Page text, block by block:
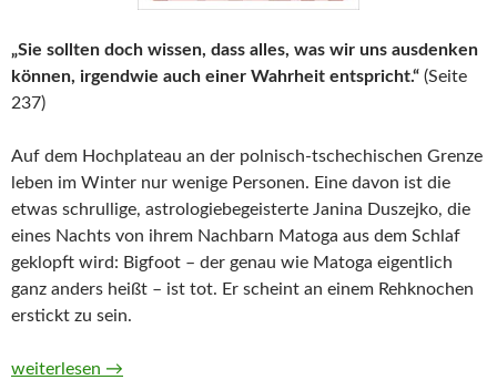
„Sie sollten doch wissen, dass alles, was wir uns ausdenken
können, irgendwie auch einer Wahrheit entspricht.“ (Seite
237)
Auf dem Hochplateau an der polnisch-tschechischen Grenze
leben im Winter nur wenige Personen. Eine davon ist die
etwas schrullige, astrologiebegeisterte Janina Duszejko, die
eines Nachts von ihrem Nachbarn Matoga aus dem Schlaf
geklopft wird: Bigfoot – der genau wie Matoga eigentlich
ganz anders heißt – ist tot. Er scheint an einem Rehknochen
erstickt zu sein.
Gesang der Fledermäuse von Olga Tokarczuk
weiterlesen →